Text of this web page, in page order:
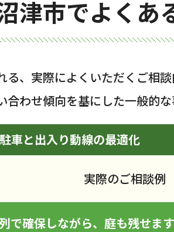
津市でよくあ
る、実際によくいただくご相
わせ傾向を基にした一般的な
車と出入り動線の最適化
実際のご相談例
で確保しながら、庭も残せます